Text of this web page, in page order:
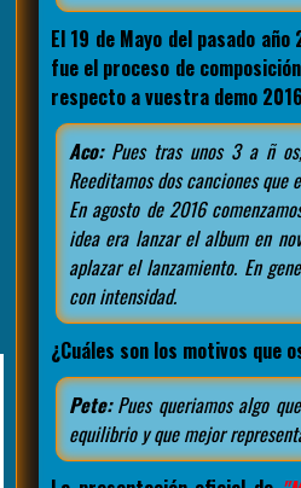
El 19 de Mayo del pasado
fue el proceso de
respecto a vuestra demo
Aco:Pues tras unos 3 a ñ
Reeditamos dos canciones que
En agosto de 2016
idea era lanzar el album en
aplazar el lanzamiento. En
con intensidad.
¿Cuáles son los motivos que
Pete:Pues queriamos algo
equilibrio y que mejor